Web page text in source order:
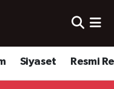
Siyaset Resmi